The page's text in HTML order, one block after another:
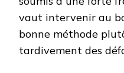
vaut intervenir au
bonne méthode
tardivement des